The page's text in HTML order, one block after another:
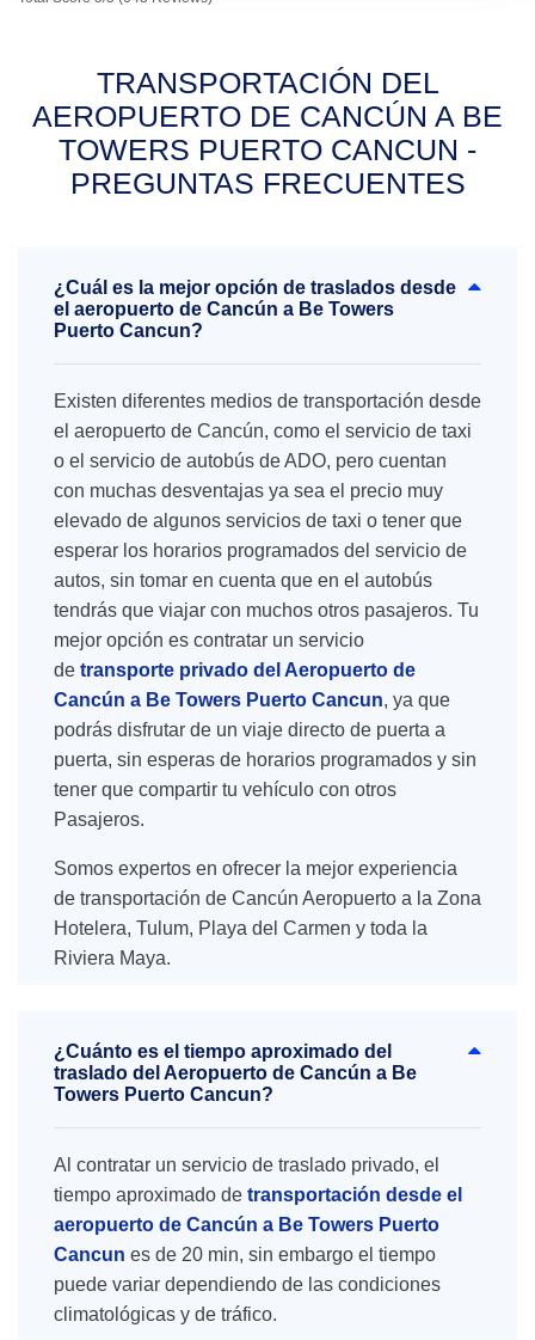
TRANSPORTACIÓN DEL
AEROPUERTO DE CANCÚN A BE
TOWERS PUERTO CANCUN -
PREGUNTAS FRECUENTES
¿Cuál es la mejor opción de traslados desde
el aeropuerto de Cancún a Be Towers
Puerto Cancun?
Existen diferentes medios de transportación desde
el aeropuerto de Cancún, como el servicio de taxi
o el servicio de autobús de ADO, pero cuentan
con muchas desventajas ya sea el precio muy
elevado de algunos servicios de taxi o tener que
esperar los horarios programados del servicio de
autos, sin tomar en cuenta que en el autobús
tendrás que viajar con muchos otros pasajeros. Tu
mejor opción es contratar un servicio
de transporte privado del Aeropuerto de
Cancún a Be Towers Puerto Cancun, ya que
podrás disfrutar de un viaje directo de puerta a
puerta, sin esperas de horarios programados y sin
tener que compartir tu vehículo con otros
Pasajeros.
Somos expertos en ofrecer la mejor experiencia
de transportación de Cancún Aeropuerto a la Zona
Hotelera, Tulum, Playa del Carmen y toda la
Riviera Maya.
¿Cuánto es el tiempo aproximado del
traslado del Aeropuerto de Cancún a Be
Towers Puerto Cancun?
Al contratar un servicio de traslado privado, el
tiempo aproximado de transportación desde el
aeropuerto de Cancún a Be Towers Puerto
Cancun es de 20 min, sin embargo el tiempo
puede variar dependiendo de las condiciones
climatológicas y de tráfico.